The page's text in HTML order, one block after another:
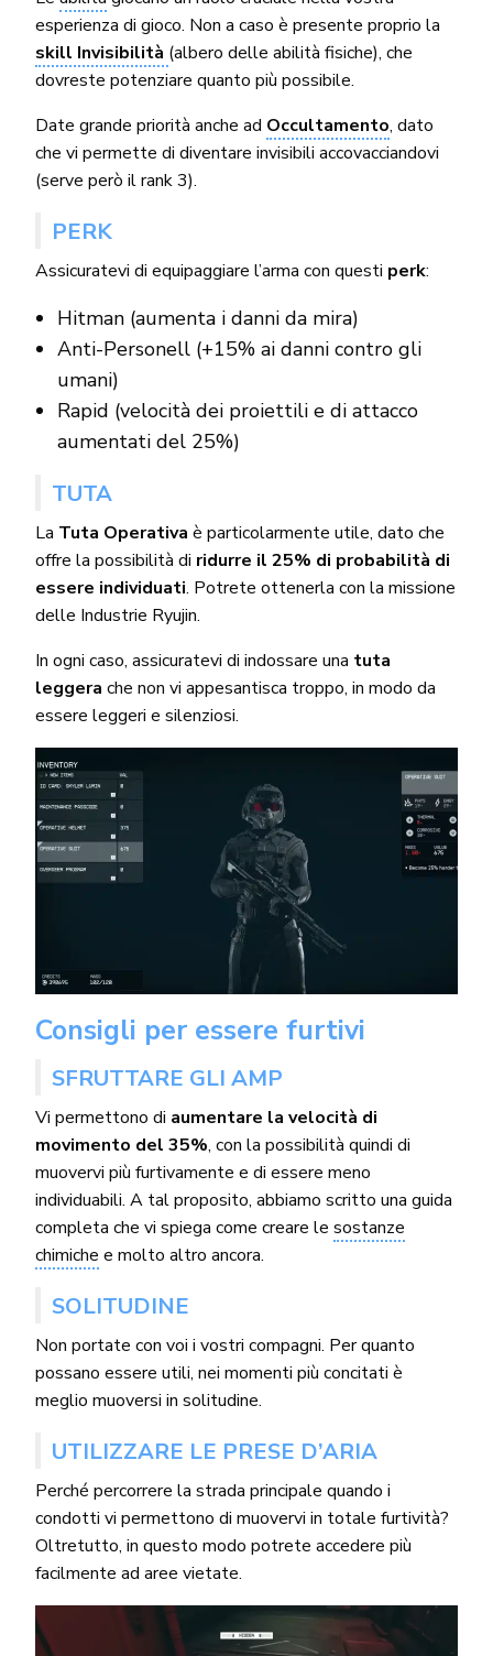
esperienza di gioco. Non a caso è presente proprio la
skill Invisibilità (albero delle abilità fisiche), che
dovreste potenziare quanto più possibile.
Date grande priorità anche ad Occultamento, dato
che vi permette di diventare invisibili accovacciandovi
(serve però il rank 3).
PERK
Assicuratevi di equipaggiare l’arma con questi perk:
Hitman (aumenta i danni da mira)
Anti-Personell (+15% ai danni contro gli
umani)
Rapid (velocità dei proiettili e di attacco
aumentati del 25%)
TUTA
La Tuta Operativa è particolarmente utile, dato che
offre la possibilità di ridurre il 25% di probabilità di
essere individuati. Potrete ottenerla con la missione
delle Industrie Ryujin.
In ogni caso, assicuratevi di indossare una tuta
leggera che non vi appesantisca troppo, in modo da
essere leggeri e silenziosi.
Consigli per essere furtivi
SFRUTTARE GLI AMP
Vi permettono di aumentare la velocità di
movimento del 35%, con la possibilità quindi di
muovervi più furtivamente e di essere meno
individuabili. A tal proposito, abbiamo scritto una guida
completa che vi spiega come creare lesostanze
chimiche e molto altro ancora.
SOLITUDINE
Non portate con voi i vostri compagni. Per quanto
possano essere utili, nei momenti più concitati è
meglio muoversi in solitudine.
UTILIZZARE LE PRESE D’ARIA
Perché percorrere la strada principale quando i
condotti vi permettono di muovervi in totale furtività?
Oltretutto, in questo modo potrete accedere più
facilmente ad aree vietate.